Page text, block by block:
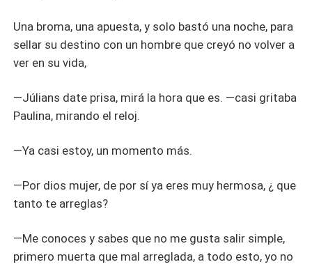
Una broma, una apuesta, y solo bastó una noche, para
sellar su destino con un hombre que creyó no volver a
ver en su vida,
—Júlians date prisa, mirá la hora que es. —casi gritaba
Paulina, mirando el reloj.
—Ya casi estoy, un momento más.
—Por dios mujer, de por sí ya eres muy hermosa, ¿ que
tanto te arreglas?
—Me conoces y sabes que no me gusta salir simple,
primero muerta que mal arreglada, a todo esto, yo no